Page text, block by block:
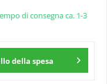
di consegna ca. 1-3
della spesa